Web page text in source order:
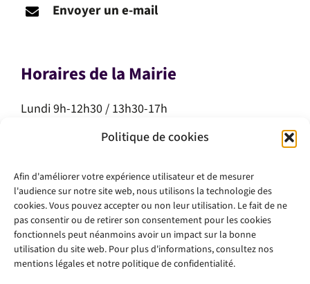
Politique de cookies
Afin d'améliorer votre expérience utilisateur et de mesurer
l'audience sur notre site web, nous utilisons la technologie des
cookies. Vous pouvez accepter ou non leur utilisation. Le fait de ne
pas consentir ou de retirer son consentement pour les cookies
fonctionnels peut néanmoins avoir un impact sur la bonne
utilisation du site web. Pour plus d'informations, consultez nos
mentions légales et notre politique de confidentialité.
Envoyer un e-mail
Horaires de la Mairie
Lundi 9h-12h30 / 13h30-17h
Mercredi 9h-12h30
Vendredi 9h-12h30 / 13h30-17h
Samedi 10h-12h